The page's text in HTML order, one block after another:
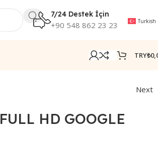
7/24 Destek İçin
+90 548 862 23 23 Turkish
TRY₺
Next
HD GOOGLE